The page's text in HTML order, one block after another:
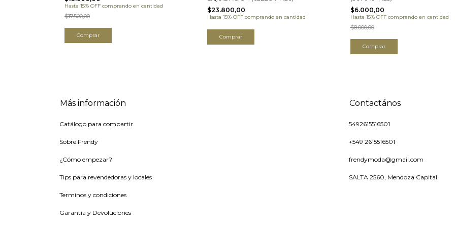
Hasta 15% OFF comprando en cantidad
$17.500,00
Comprar
$23.800,00
Hasta 15% OFF comprando en cantidad
Comprar
$6.000,00
Hasta 15% OFF comprando en cantidad
$8.000,00
Comprar
Más información
Catálogo para compartir
Sobre Frendy
¿Cómo empezar?
Tips para revendedoras y locales
Terminos y condiciones
Garantía y Devoluciones
Contactános
5492615516501
+549 2615516501
frendymoda@gmail.com
SALTA 2560, Mendoza Capital.